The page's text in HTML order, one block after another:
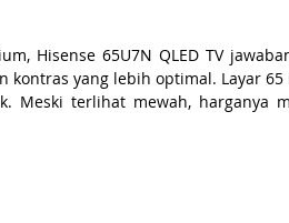
Hisense 65U7N QLED TV
kontras yang lebih optimal. Layar
Meski terlihat mewah, harganya